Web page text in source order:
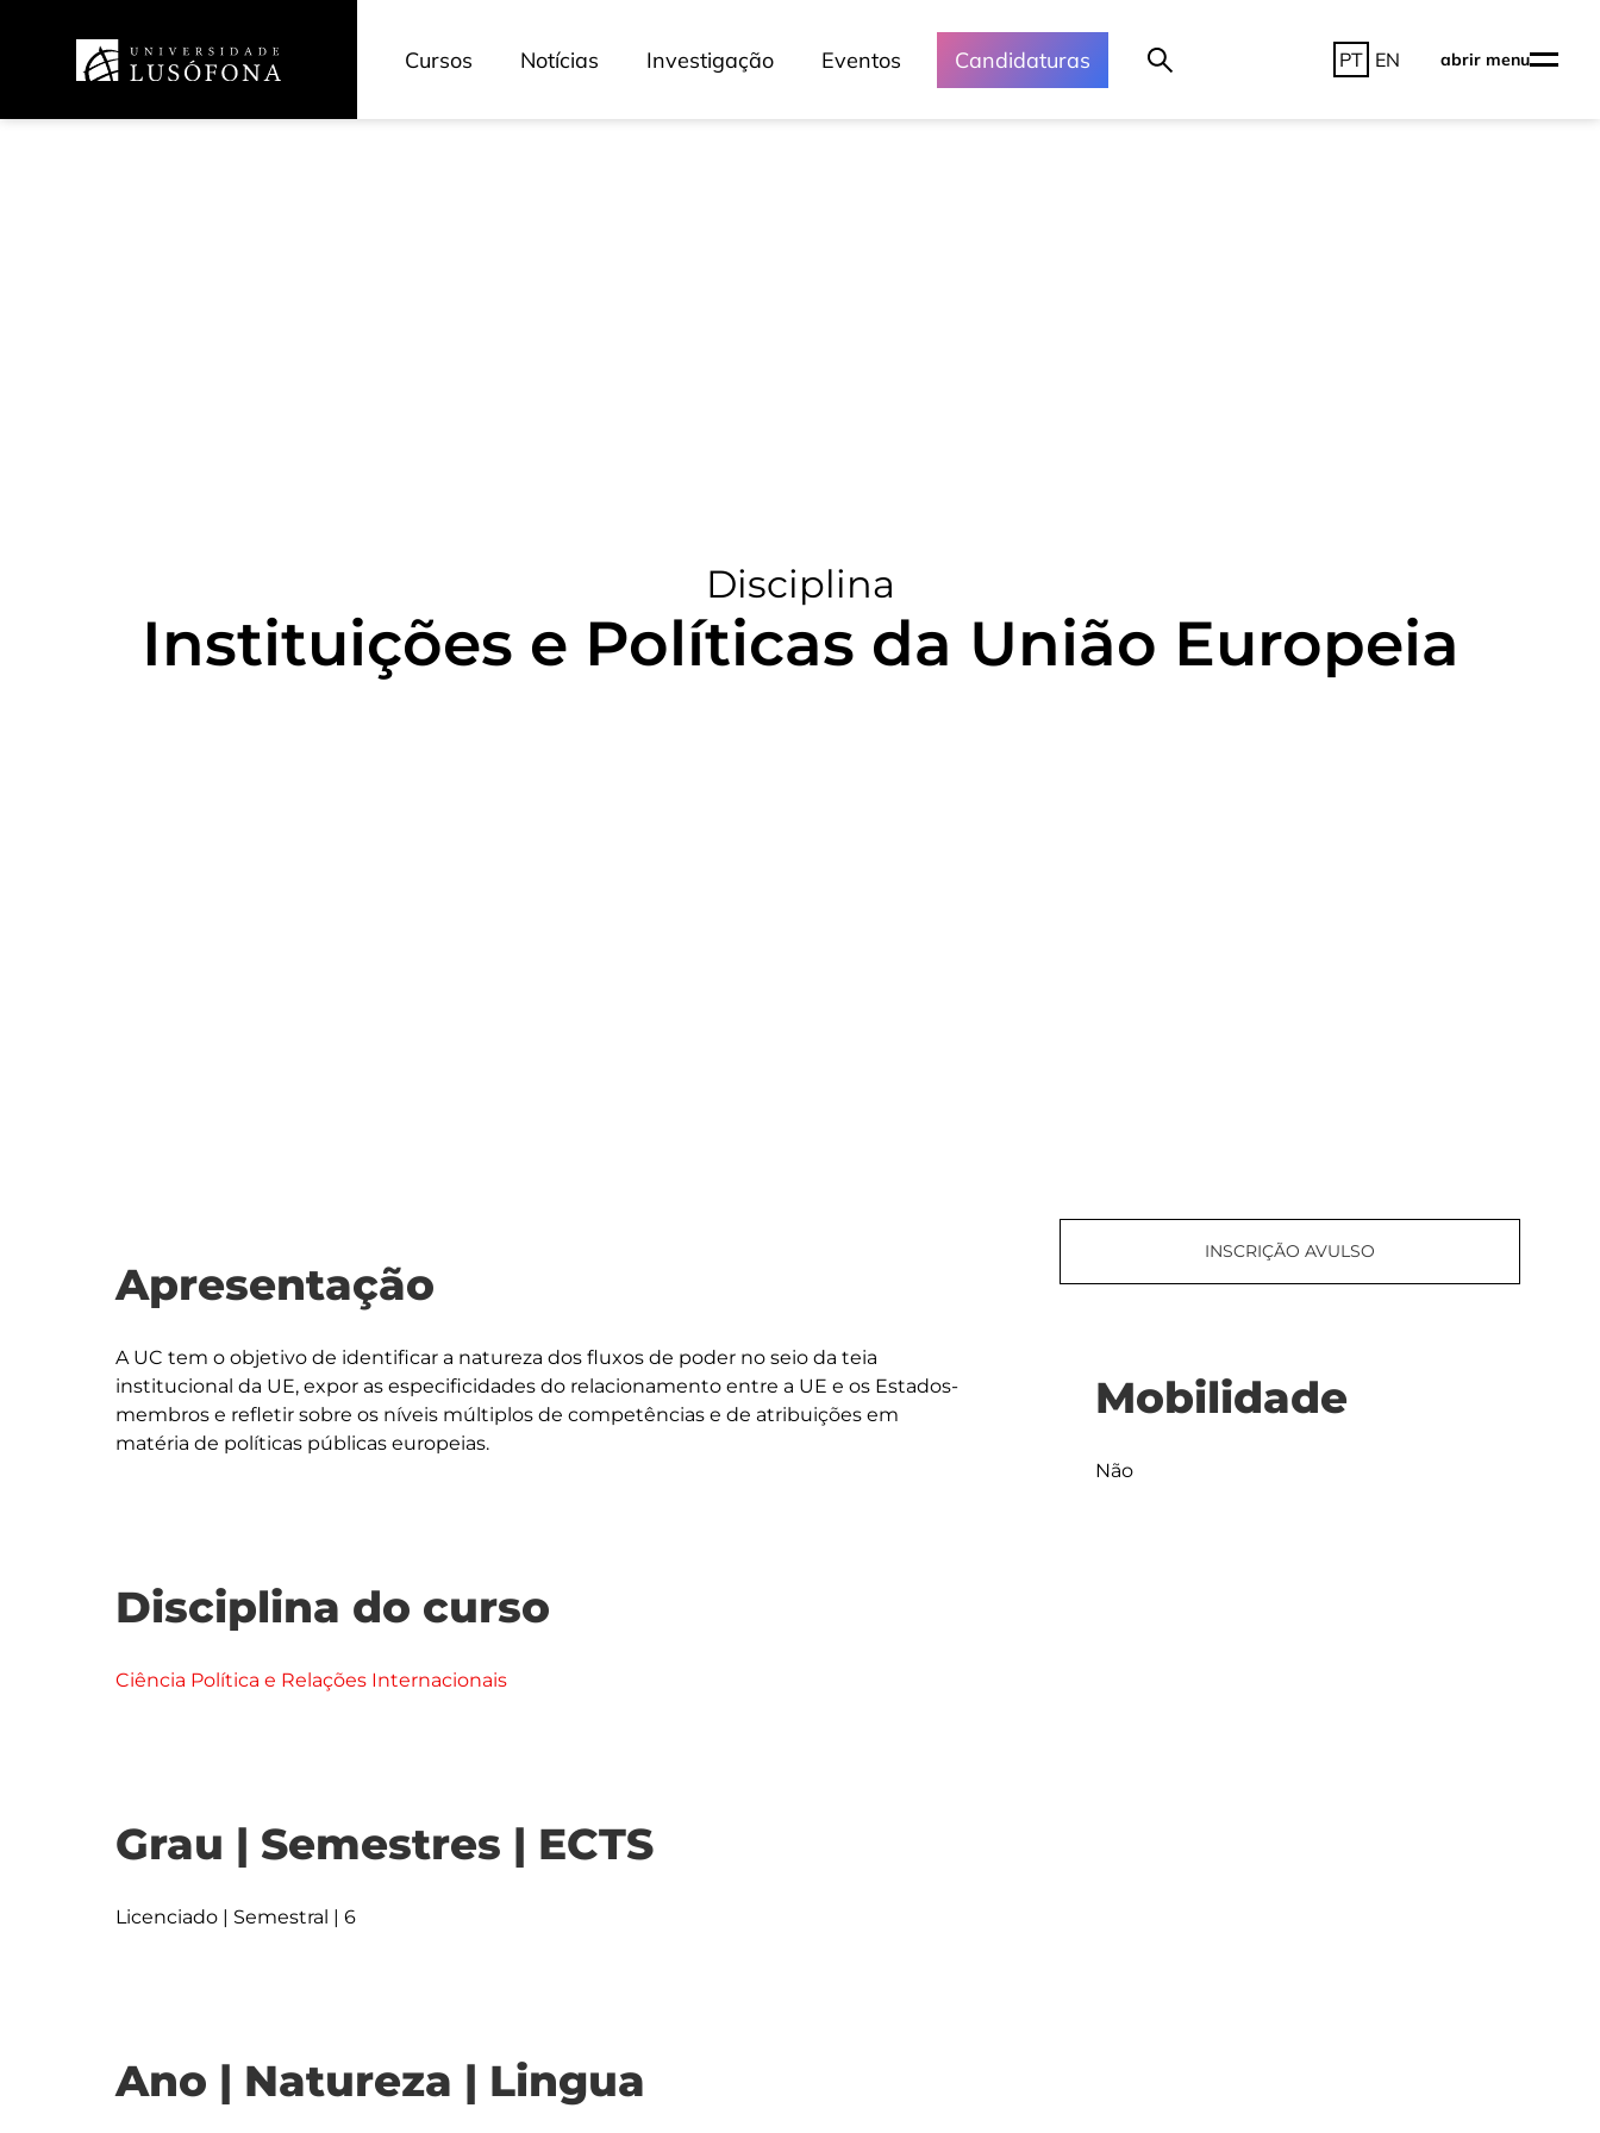
Cursos Notícias Investigação Eventos Candidaturas PT EN abrir menu
Disciplina
Instituições e Políticas da União Europeia
Apresentação
A UC tem o objetivo de identificar a natureza dos fluxos de poder no seio da teia
institucional da UE, expor as especificidades do relacionamento entre a UE e os Estados-
membros e refletir sobre os níveis múltiplos de competências e de atribuições em
Disciplina do curso
Ciência Política e Relações Internacionais
Grau | Semestres | ECTS
Licenciado | Semestral | 6
Ano | Natureza | Lingua
INSCRIÇÃO AVULSO
Mobilidade
Não